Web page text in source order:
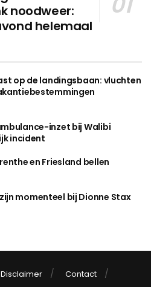
noodweer:
helemaal
op de landingsbaan: vluchten
inzet bij Walibi
incident
en Friesland bellen
momenteel bij Dionne Stax
Disclaimer
Contact